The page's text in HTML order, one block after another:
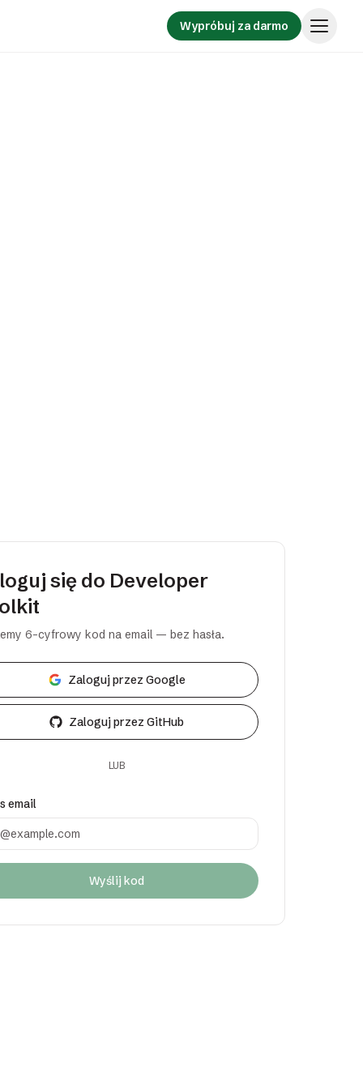
Wypróbuj za darmo
się do Developer
6-cyfrowy kod na email — bez hasła.
Zaloguj przez Google
Zaloguj przez GitHub
LUB
email
Wyślij kod